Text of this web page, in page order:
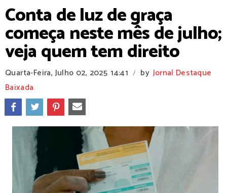
Conta de luz de graça
começa neste mês de julho;
veja quem tem direito
Quarta-Feira, Julho 02, 2025 14:41 / by Jornal Destaque
Baixada